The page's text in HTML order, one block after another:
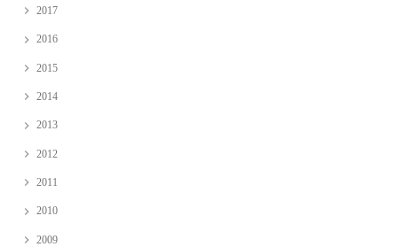
2017
2016
2015
2014
2013
2012
2011
2010
2009